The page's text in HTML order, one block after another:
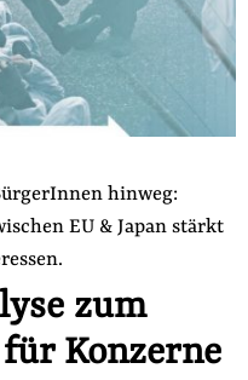
hinweg:
EU & Japan stärkt
zum
Konzerne